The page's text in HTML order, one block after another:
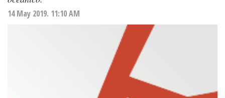
14 May 2019. 11:10 AM